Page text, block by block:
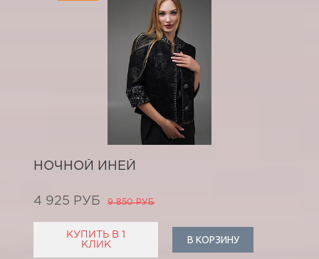
НОЧНОЙ ИНЕЙ
4 925 РУБ 9 850 РУБ
КУПИТЬ В 1
КЛИК
В КОРЗИНУ